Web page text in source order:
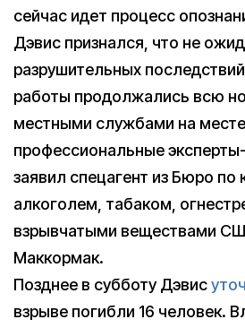
сейчас идет процесс
Дэвис признался, что не
разрушительных
работы продолжались всю
местными службами на
профессиональные
заявил спецагент из Бюро по
алкоголем, табаком,
взрывчатыми веществами
Маккормак.
Позднее в субботу Дэвис
взрыве погибли 16 человек.